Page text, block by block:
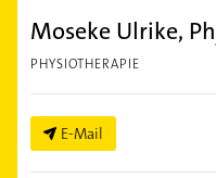
Moseke Ulrike,
PHYSIOTHERAPIE
E-Mail